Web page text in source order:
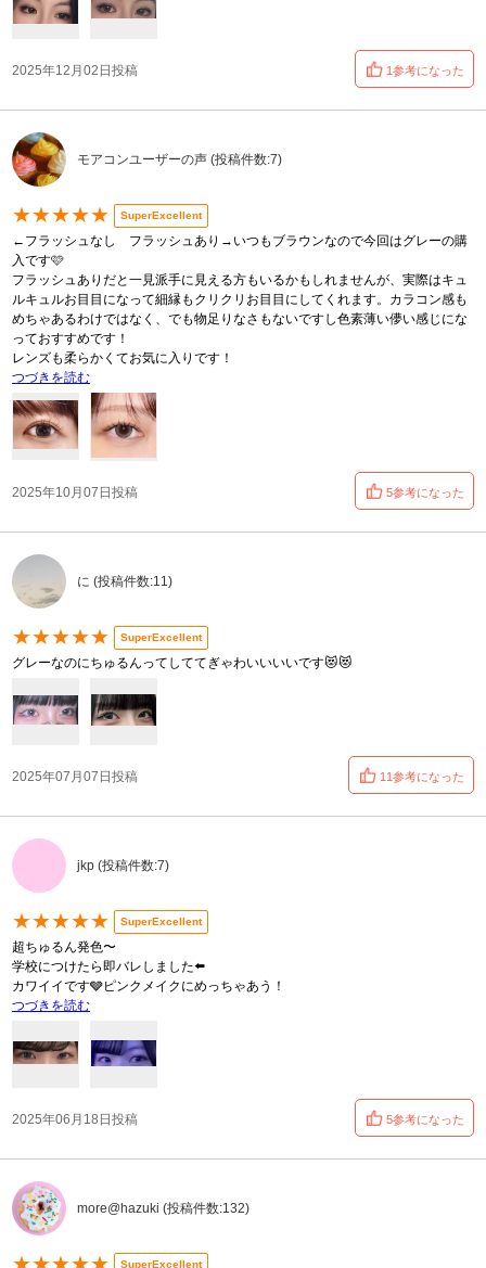
2025年12月02日投稿 1参考になった
モアコンユーザーの声 (投稿件数:7)
★★★★★ SuperExcellent
←フラッシュなし フラッシュあり→いつもブラウンなので今回はグレーの購
入です🩷
フラッシュありだと一見派手に見える方もいるかもしれませんが、実際はキュ
ルキュルお目目になって細縁もクリクリお目目にしてくれます。カラコン感も
めちゃあるわけではなく、でも物足りなさもないですし色素薄い儚い感じにな
っておすすめです！
レンズも柔らかくてお気に入りです！
つづきを読む
2025年10月07日投稿 5参考になった
に (投稿件数:11)
★★★★★ SuperExcellent
グレーなのにちゅるんってしててぎゃわいいいいです😻😻
2025年07月07日投稿 11参考になった
jkp (投稿件数:7)
★★★★★ SuperExcellent
超ちゅるん発色〜
学校につけたら即バレしました⬅️
カワイイです🩶ピンクメイクにめっちゃあう！
つづきを読む
2025年06月18日投稿 5参考になった
more@hazuki (投稿件数:132)
SuperExcellent